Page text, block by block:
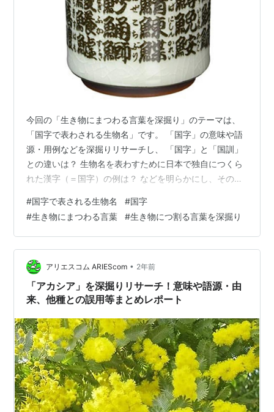
今回の「生き物にまつわる言葉を深掘り」のテーマは、
「国字で表わされる生物名」です。 「国字」の意味や語
源・用例などを深掘りリサーチし、 「国字」と「国訓」
との違いは？ 生物名を表わすために日本で独自につくら
れた漢字（＝国字）の例は？ などを明らかにし、その結
下の過去コンテンツも参考にしてください。
www.ariescom.jp 国字とは？ 動植物名に使われる国字の
特徴 なぜ国字が使われるのか 国字と国訓の区別点 生物
名を表すために日本で独自につくられた漢字（＝国字）
なぜ音読みがないのか？ 音読みのない国字一文字で表わ
される動植物名の例 鯱…
#国字で表される生物名 #国字
#生き物にまつわる言葉 #生き物につ割る言葉を深掘り
アリエスコム ARIEScom • 2年前
「アカシア」を深掘りリサーチ！意味や語源・由
来、他種との誤用等まとめレポート